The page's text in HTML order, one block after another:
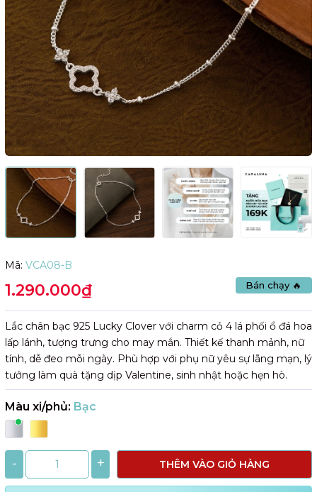
Mã: VCA08-B
Bán chạy 🔥
1.290.000₫
Lắc chân bạc 925 Lucky Clover với charm cỏ 4 lá phối ổ đá hoa
lấp lánh, tượng trưng cho may mắn. Thiết kế thanh mảnh, nữ
tính, dễ đeo mỗi ngày. Phù hợp với phụ nữ yêu sự lãng mạn, lý
tưởng làm quà tặng dịp Valentine, sinh nhật hoặc hẹn hò.
Màu xi/phủ: Bạc
- + THÊM VÀO GIỎ HÀNG